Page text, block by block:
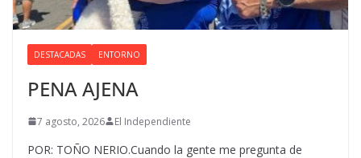
DESTACADAS ENTORNO
PENA AJENA
7 agosto, 2026 El Independiente
POR: TOÑO NERIO.Cuando la gente me pregunta de